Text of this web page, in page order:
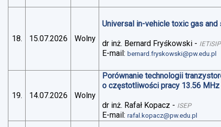
18. 15.07.2026 Wolny
Universal in-vehicle toxic gas
dr inż. Bernard Fryśkowski - IETiSIP
E-mail:bernard.fryskowski@pw.edu.pl
19. 14.07.2026 Wolny
Porównanie technologii
o częstotliwości pracy 13.56 MHz
dr inż. Rafał Kopacz - ISEP
E-mail:rafal.kopacz@pw.edu.pl